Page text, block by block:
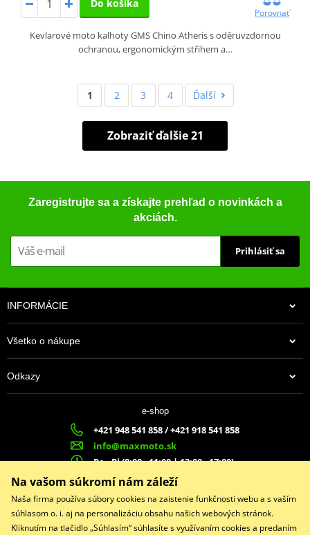
Do košíka
Porovnať
Kevlarové moto kalhoty GMS Chino Atheris s oděruvzdornou
ochranou, ergonomickým střihem a…
1 2 3 4 Ďalší
Zobraziť ďalšie 21
Zaregistrujte sa a získajte prehľad o novinkách a
akciách.
Prihlásiť sa
INFORMÁCIE
Všetko o nákupe
Odkazy
e-shop
+421 948 541 858 / +421 918 541 858
info@maxmoto.sk
Po - Pi (8:00 - 11:00 | 12:00 - 17:00)
MAX
MOTO s.r.o.
Slovenských dobrovoľníkov 1439
022 01 Čadca
Na vašom súkromí nám záleží
Naša firma používa súbory cookies na zaistenie funkčnosti webu a s vaším
súhlasom o. i. aj na personalizáciu obsahu našich webových stránok.
Kliknutím na tlačidlo „Súhlasím“ súhlasíte s využívaním cookies a predaním